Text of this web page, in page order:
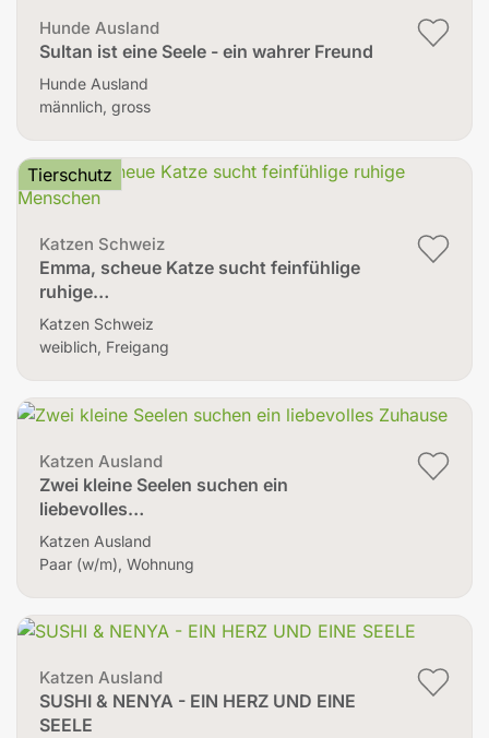
Hunde Ausland
Sultan ist eine Seele - ein wahrer Freund
Hunde Ausland
männlich, gross
Katzen Schweiz
Emma, scheue Katze sucht feinfühlige
ruhige…
Tierschutz
Katzen Schweiz
weiblich, Freigang
Katzen Ausland
Zwei kleine Seelen suchen ein
liebevolles…
Katzen Ausland
Paar (w/m), Wohnung
Katzen Ausland
SUSHI & NENYA - EIN HERZ UND EINE
SEELE